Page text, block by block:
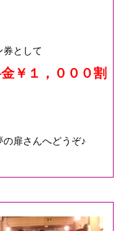
券として
￥１，０００割
扉さんへどうぞ♪